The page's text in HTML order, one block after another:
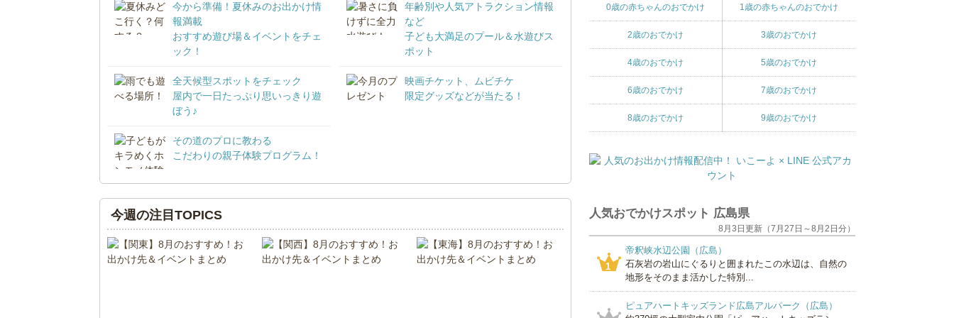
今から準備！夏休みのお出かけ情
報満載
おすすめ遊び場＆イベントをチェ
ック！
年齢別や人気アトラクション情報
など
子ども大満足のプール＆水遊びス
ポット
全天候型スポットをチェック
屋内で一日たっぷり思いっきり遊
ぼう♪
映画チケット、ムビチケ
限定グッズなどが当たる！
その道のプロに教わる
こだわりの親子体験プログラム！
今週の注目TOPICS
0歳の赤ちゃんのおでかけ 1歳の赤ちゃんのおでかけ
2歳のおでかけ 3歳のおでかけ
4歳のおでかけ 5歳のおでかけ
6歳のおでかけ 7歳のおでかけ
8歳のおでかけ 9歳のおでかけ
人気おでかけスポット 広島県
8月3日更新（7月27日～8月2日分）
1
帝釈峡水辺公園（広島）
石灰岩の岩山にぐるりと囲まれたこの水辺は、自然の
地形をそのまま活かした特別...
ピュアハートキッズランド広島アルパーク（広島）